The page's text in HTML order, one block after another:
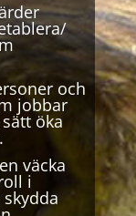
och
jobbar
öka
väcka
i